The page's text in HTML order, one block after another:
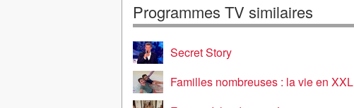
Programmes TV similaires
Secret Story
Familles nombreuses : la vie en XXL